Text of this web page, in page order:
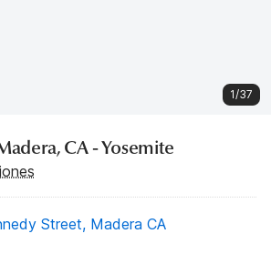
1/37
CA - Yosemite
Street, Madera CA